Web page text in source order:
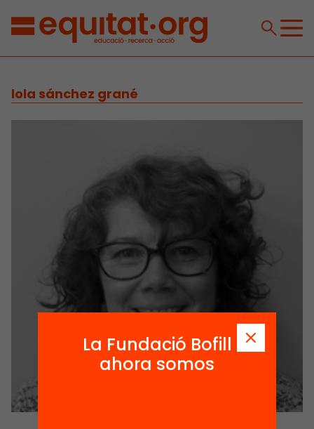
lola sánchez grané
La Fundació Bofill
ahora somos